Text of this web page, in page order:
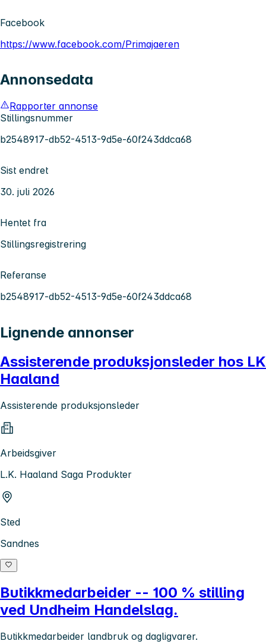
Facebook
https://www.facebook.com/Primajaeren
Annonsedata
Rapporter annonse
Stillingsnummer
b2548917-db52-4513-9d5e-60f243ddca68
Sist endret
30. juli 2026
Hentet fra
Stillingsregistrering
Referanse
b2548917-db52-4513-9d5e-60f243ddca68
Lignende annonser
Assisterende produksjonsleder hos LK
Haaland
Assisterende produksjonsleder
Arbeidsgiver
L.K. Haaland Saga Produkter
Sted
Sandnes
Butikkmedarbeider -- 100 % stilling
ved Undheim Handelslag.
Butikkmedarbeider landbruk og dagligvarer.